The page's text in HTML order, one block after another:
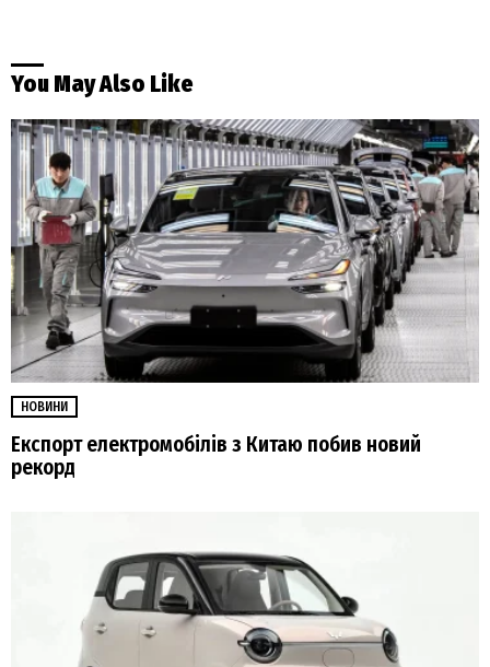
You May Also Like
НОВИНИ
Експорт електромобілів з Китаю побив новий
рекорд